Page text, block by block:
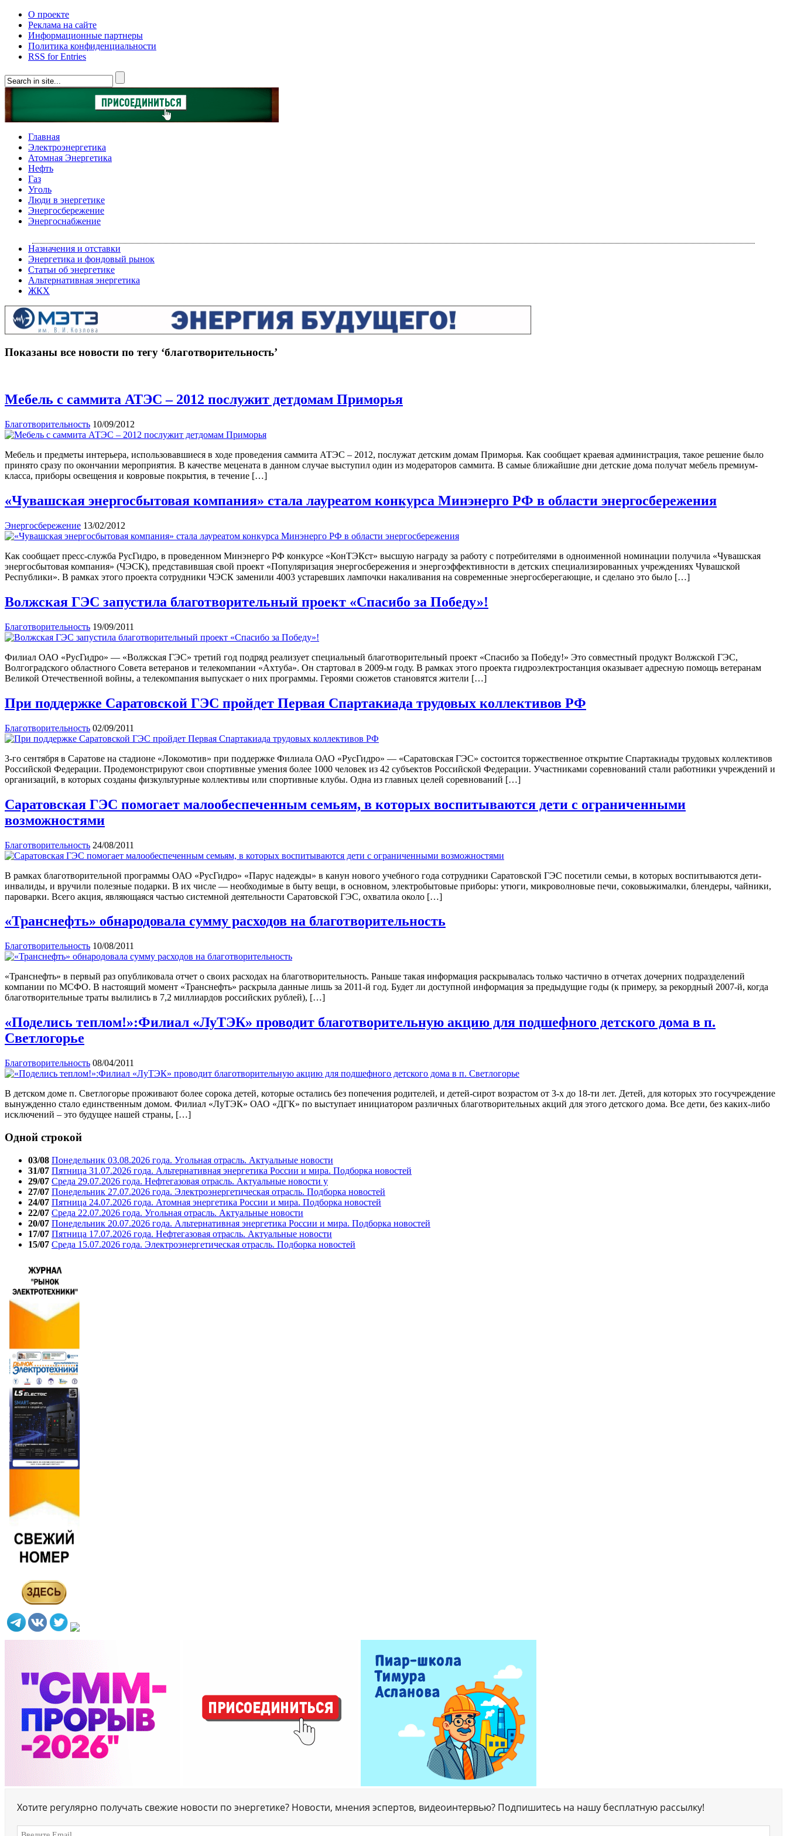
О проекте
Реклама на сайте
Информационные партнеры
Политика конфиденциальности
RSS for Entries
Главная
Электроэнергетика
Атомная Энергетика
Нефть
Газ
Уголь
Люди в энергетике
Энергосбережение
Энергоснабжение
Назначения и отставки
Энергетика и фондовый рынок
Статьи об энергетике
Альтернативная энергетика
ЖКХ
Показаны все новости по тегу ‘благотворительность’
Мебель с саммита АТЭС – 2012 послужит детдомам Приморья
Благотворительность 10/09/2012
Мебель и предметы интерьера, использовавшиеся в ходе проведения саммита АТЭС – 2012, послужат детским домам Приморья. Как сообщает краевая администрация, такое решение было
принято сразу по окончании мероприятия. В качестве мецената в данном случае выступил один из модераторов саммита. В самые ближайшие дни детские дома получат мебель премиум-
класса, приборы освещения и ковровые покрытия, в течение […]
«Чувашская энергосбытовая компания» стала лауреатом конкурса Минэнерго РФ в области энергосбережения
Энергосбережение 13/02/2012
Как сообщает пресс-служба РусГидро, в проведенном Минэнерго РФ конкурсе «КонТЭКст» высшую награду за работу с потребителями в одноименной номинации получила «Чувашская
энергосбытовая компания» (ЧЭСК), представившая свой проект «Популяризация энергосбережения и энергоэффективности в детских специализированных учреждениях Чувашской
Республики». В рамках этого проекта сотрудники ЧЭСК заменили 4003 устаревших лампочки накаливания на современные энергосберегающие, и сделано это было […]
Волжская ГЭС запустила благотворительный проект «Спасибо за Победу»!
Благотворительность 19/09/2011
Филиал ОАО «РусГидро» — «Волжская ГЭС» третий год подряд реализует специальный благотворительный проект «Спасибо за Победу!» Это совместный продукт Волжской ГЭС,
Волгоградского областного Совета ветеранов и телекомпании «Ахтуба». Он стартовал в 2009-м году. В рамках этого проекта гидроэлектростанция оказывает адресную помощь ветеранам
Великой Отечественной войны, а телекомпания выпускает о них программы. Героями сюжетов становятся жители […]
При поддержке Саратовской ГЭС пройдет Первая Спартакиада трудовых коллективов РФ
Благотворительность 02/09/2011
3-го сентября в Саратове на стадионе «Локомотив» при поддержке Филиала ОАО «РусГидро» — «Саратовская ГЭС» состоится торжественное открытие Спартакиады трудовых коллективов
Российской Федерации. Продемонстрируют свои спортивные умения более 1000 человек из 42 субъектов Российской Федерации. Участниками соревнований стали работники учреждений и
организаций, в которых созданы физкультурные коллективы или спортивные клубы. Одна из главных целей соревнований […]
Саратовская ГЭС помогает малообеспеченным семьям, в которых воспитываются дети с ограниченными
возможностями
Благотворительность 24/08/2011
В рамках благотворительной программы ОАО «РусГидро» «Парус надежды» в канун нового учебного года сотрудники Саратовской ГЭС посетили семьи, в которых воспитываются дети-
инвалиды, и вручили полезные подарки. В их числе — необходимые в быту вещи, в основном, электробытовые приборы: утюги, микроволновые печи, соковыжималки, блендеры, чайники,
пароварки. Всего акция, являющаяся частью системной деятельности Саратовской ГЭС, охватила около […]
«Транснефть» обнародовала сумму расходов на благотворительность
Благотворительность 10/08/2011
«Транснефть» в первый раз опубликовала отчет о своих расходах на благотворительность. Раньше такая информация раскрывалась только частично в отчетах дочерних подразделений
компании по МСФО. В настоящий момент «Транснефть» раскрыла данные лишь за 2011-й год. Будет ли доступной информация за предыдущие годы (к примеру, за рекордный 2007-й, когда
благотворительные траты вылились в 7,2 миллиардов российских рублей), […]
«Поделись теплом!»:Филиал «ЛуТЭК» проводит благотворительную акцию для подшефного детского дома в п.
Светлогорье
Благотворительность 08/04/2011
В детском доме п. Светлогорье проживают более сорока детей, которые остались без попечения родителей, и детей-сирот возрастом от 3-х до 18-ти лет. Детей, для которых это госучреждение
вынужденно стало единственным домом. Филиал «ЛуТЭК» ОАО «ДГК» по выступает инициатором различных благотворительных акций для этого детского дома. Все дети, без каких-либо
исключений – это будущее нашей страны, […]
Одной строкой
03/08 Понедельник 03.08.2026 года. Угольная отрасль. Актуальные новости
31/07 Пятница 31.07.2026 года. Альтернативная энергетика России и мира. Подборка новостей
29/07 Среда 29.07.2026 года. Нефтегазовая отрасль. Актуальные новости у
27/07 Понедельник 27.07.2026 года. Электроэнергетическая отрасль. Подборка новостей
24/07 Пятница 24.07.2026 года. Атомная энергетика России и мира. Подборка новостей
22/07 Среда 22.07.2026 года. Угольная отрасль. Актуальные новости
20/07 Понедельник 20.07.2026 года. Альтернативная энергетика России и мира. Подборка новостей
17/07 Пятница 17.07.2026 года. Нефтегазовая отрасль. Актуальные новости
15/07 Среда 15.07.2026 года. Электроэнергетическая отрасль. Подборка новостей
Хотите регулярно получать свежие новости по энергетике? Новости, мнения эспертов, видеоинтервью? Подпишитесь на нашу бесплатную рассылку!